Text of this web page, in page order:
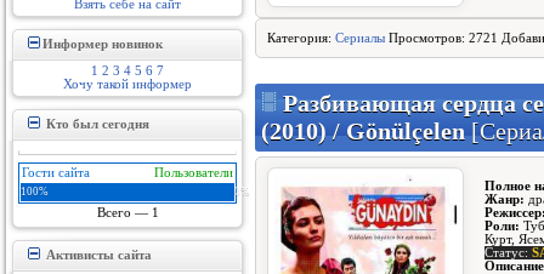
Взять себе на сайт
Информер новинок
1 2 3 4 5 6 7
Хочу такой информер
Кто был сегодня
Пользователи
Гости сайта
100% 0%
Всего — 1
Активисты сайта
Категория: Сериалы Просмотров: 2721
Разбивающая сердца
(2010) / Gönülçelen
Полное
Жанр:
Роли:
Курт,
Статус: